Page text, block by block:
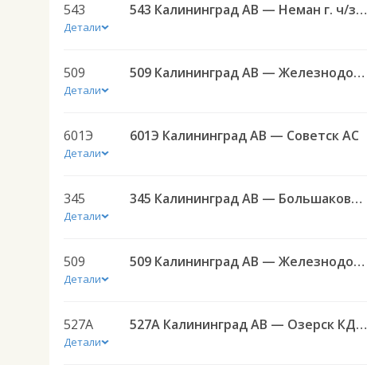
543
Детали
543 Калининград АВ — Неман г. ч/з Гвардейск КДП, Большаково п.
509
Детали
509 Калининград АВ — Железнодорожный пгт. ч/з Правдинск КДП
601Э
Детали
601Э Калининград АВ — Советск АС
345
Детали
345 Калининград АВ — Большаково п. ч/з Полесск г.
509
Детали
509 Калининград АВ — Железнодорожный пгт. ч/з Правдинск КДП
527А
Детали
527А Калининград АВ — Озерск КДП ч/з Правдинск КДП